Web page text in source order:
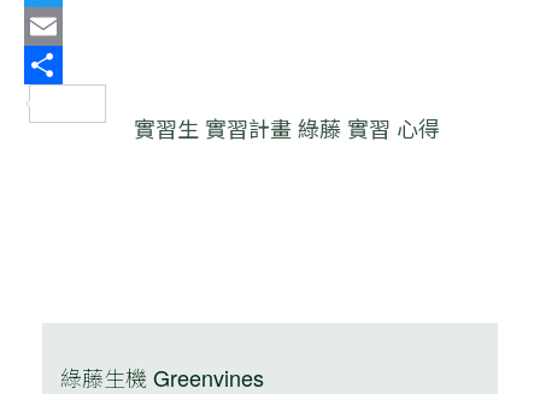
Twitter
Email
實習生 實習計畫 綠藤 實習 心得
綠藤生機 Greenvines